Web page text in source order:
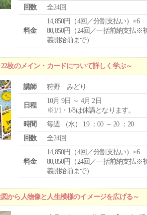
回数
全24回
料金
14,850円（4回／分割支払い）×6
80,850円（24回／一括前納支払※
義開始前まで）
枚のメイン・カードについて詳しく学ぶ～
講師 狩野 みどり
日程
10月 9日 ～ 4月 2日
※1/1・1/8は休講となります。
時間
毎週 （水） 19 ：00 ～ 20 ：20
回数
全24回
料金
14,850円（4回／分割支払い）×6
80,850円（24回／一括前納支払※
義開始前まで）
から人物像と人生模様のイメージを広げる～